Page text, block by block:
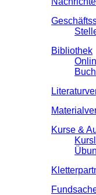
Bibliothek
Kurse &